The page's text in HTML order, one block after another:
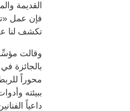
القديمة
فإن عمل
تكشف لنا
وقالت
محوراً
ببيئته
داعياً